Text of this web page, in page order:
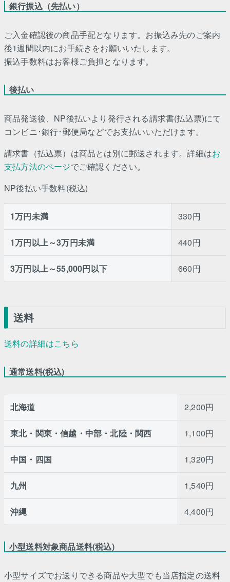
銀行振込（先払い）
ご入金確認後の商品手配となります。お振込み先のご案内
後1週間以内にお手続きをお願いいたします。
振込手数料はお客様ご負担となります。
後払い
商品発送後、NP後払いより発行される請求書(払込票)にて
コンビニ･銀行･郵便局などでお支払いいただけます。
請求書（払込票）は商品とは別に郵送されます。詳細はお
支払方法のページでご確認ください。
NP後払い手数料(税込)
1万円未満 330円
1万円以上～3万円未満 440円
3万円以上～55,000円以下 660円
送料
送料の詳細はこちら
通常送料(税込)
北海道 2,200円
東北・関東・信越・中部・北陸・関西 1,100円
中国・四国 1,320円
九州 1,540円
沖縄 4,400円
小型送料対象商品送料(税込)
小型サイズでお送りできる商品や大型でも当店指定の送料